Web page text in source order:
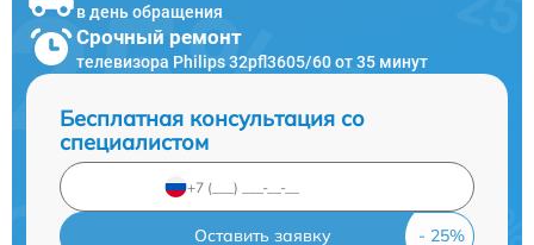
в день обращения
Срочный ремонт
телевизора Philips 32pfl3605/60 от 35 минут
Бесплатная консультация со
специалистом
Оставить заявку